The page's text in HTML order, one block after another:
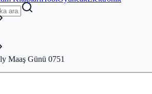
Maaş Günü 0751